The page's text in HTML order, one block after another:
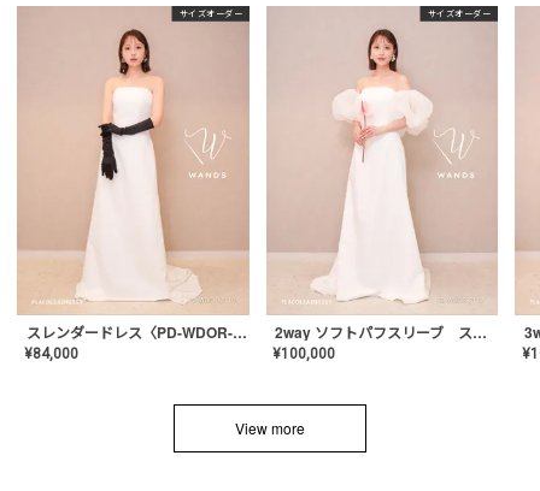
サイズオーダー
スレンダードレス〈PD-WDOR-2110〉
¥84,000
サイズオーダー
2way ソフトパフスリーブ スレンダードレス〈PD-WDOR-2112〉
¥100,000 ¥
View more